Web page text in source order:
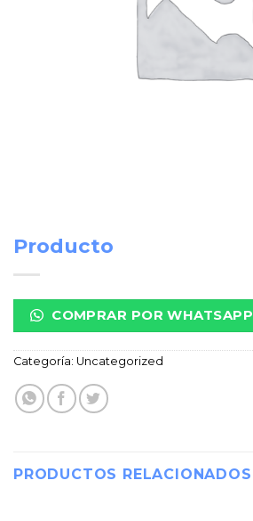
Producto
COMPRAR POR WHATSAPP
Categoría: Uncategorized
PRODUCTOS RELACIONADOS